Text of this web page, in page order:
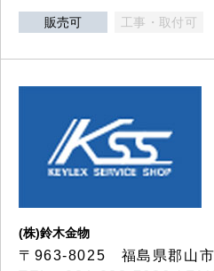
販売可 工事・取付可
(株)鈴木金物
〒963-8025 福島県郡山